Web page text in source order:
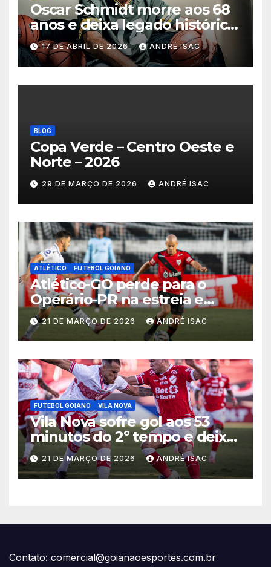
Oscar Schmidt morre aos 68
anos e deixa legado histórico
no basquete mundial
17 DE ABRIL DE 2026 ANDRÉ ISAC
BLOG
Copa Verde – Centro Oeste e
Norte – 2026
29 DE MARÇO DE 2026 ANDRÉ ISAC
ATLÉTICO FUTEBOL GOIANO
Atlético-GO perde para o
Operário-PR na estreia e
começa sob pressão a Série B
2026
21 DE MARÇO DE 2026 ANDRÉ ISAC
FUTEBOL GOIANO VILA NOVA
Vila Nova sofre gol aos 53
minutos do 2º tempo e deixa
vitória escapar na estreia da
Série B
21 DE MARÇO DE 2026 ANDRÉ ISAC
Contato: comercial@goianaoesportes.com.br